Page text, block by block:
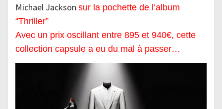
Michael Jackson sur la pochette de l’album
“Thriller”
Avec un prix oscillant entre 895 et 940€, cette
collection capsule a eu du mal à passer…